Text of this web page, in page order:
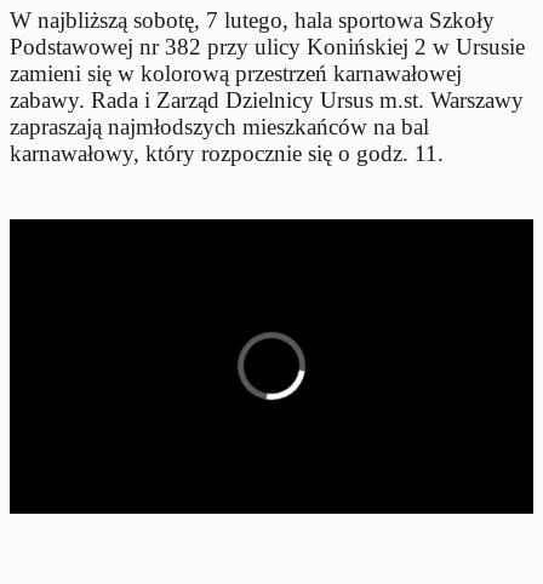
W najbliższą sobotę, 7 lutego, hala sportowa Szkoły
Podstawowej nr 382 przy ulicy Konińskiej 2 w Ursusie
zamieni się w kolorową przestrzeń karnawałowej
zabawy. Rada i Zarząd Dzielnicy Ursus m.st. Warszawy
zapraszają najmłodszych mieszkańców na bal
karnawałowy, który rozpocznie się o godz. 11.